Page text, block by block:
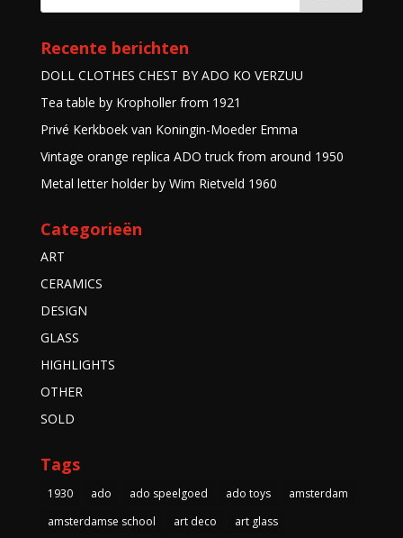
Recente berichten
DOLL CLOTHES CHEST BY ADO KO VERZUU
Tea table by Kropholler from 1921
Privé Kerkboek van Koningin-Moeder Emma
Vintage orange replica ADO truck from around 1950
Metal letter holder by Wim Rietveld 1960
Categorieën
ART
CERAMICS
DESIGN
GLASS
HIGHLIGHTS
OTHER
SOLD
Tags
1930 ado ado speelgoed ado toys
amsterdam
amsterdamse school
art deco art glass